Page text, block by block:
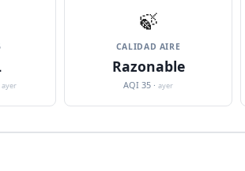
ayer
🍃
CALIDAD AIRE
Razonable
AQI 35 ·ayer